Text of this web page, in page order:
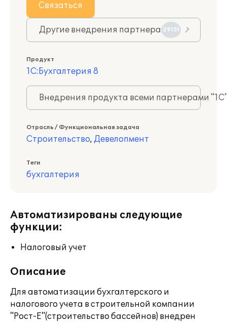
Связаться
Другие внедрения партнера 29151
Продукт
1С:Бухгалтерия 8
Внедрения продукта всеми партнерами
Отрасль / Функциональная задача
Строительство, Девелопмент
Теги
бухгалтерия
Автоматизированы следующие
функции:
Налоговый учет
Описание
Для автоматизации бухгалтерского и
налогового учета в строительной компании
"Рост-Е"(строительство бассейнов) внедрен